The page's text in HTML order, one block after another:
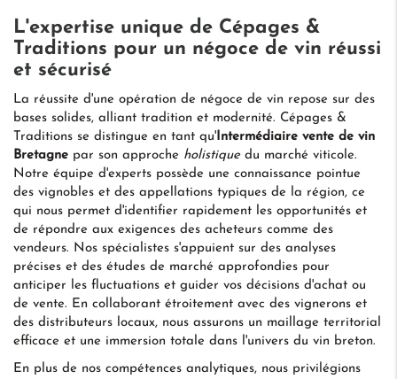
L'expertise unique de Cépages &
Traditions pour un négoce de vin réussi
et sécurisé
La réussite d'une opération de négoce de vin repose sur des
bases solides, alliant tradition et modernité. Cépages &
Traditions se distingue en tant qu' Intermédiaire vente de vin
Bretagne par son approche holistiquedu marché viticole.
Notre équipe d'experts possède une connaissance pointue
des vignobles et des appellations typiques de la région, ce
qui nous permet d'identifier rapidement les opportunités et
de répondre aux exigences des acheteurs comme des
vendeurs. Nos spécialistes s'appuient sur des analyses
précises et des études de marché approfondies pour
anticiper les fluctuations et guider vos décisions d'achat ou
de vente. En collaborant étroitement avec des vignerons et
des distributeurs locaux, nous assurons un maillage territorial
efficace et une immersion totale dans l'univers du vin breton.
En plus de nos compétences analytiques, nous privilégions